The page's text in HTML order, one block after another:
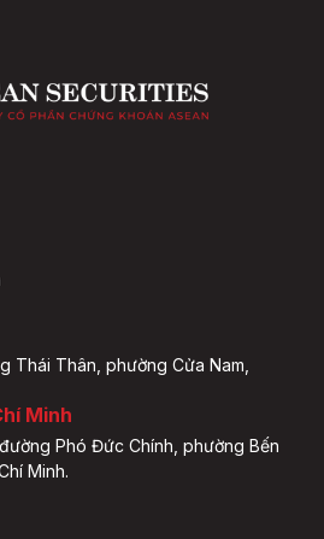
Thái Thân, phường Cửa Nam,
Minh
Phó Đức Chính, phường Bến
Minh.